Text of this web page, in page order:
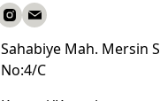
Sahabiye Mah. Mersin
No:4/C